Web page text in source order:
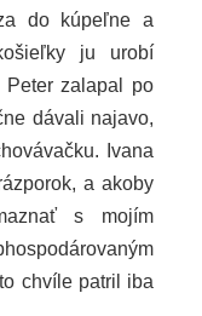
do kúpeľne a
ju urobí
Peter zalapal po
dávali najavo,
Ivana
a akoby
s mojím
chvíle patril iba